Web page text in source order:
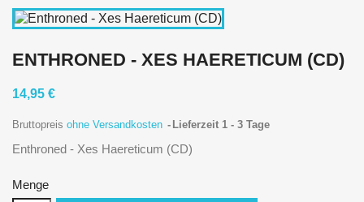
ENTHRONED - XES HAERETICUM (CD)
14,95 €
Bruttopreis ohne Versandkosten Lieferzeit 1 - 3 Tage
Enthroned - Xes Haereticum (CD)
Menge